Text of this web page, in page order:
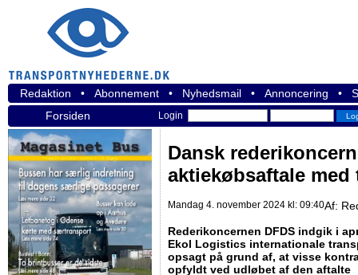
Redaktion • Abonnement • Nyhedsmail • Annoncering •
Forsiden
Login
Dansk
aktiekøbsaftale
Mandag 4. november 2024 kl: 09:40Af:
Rederikoncernen DFDS indgik i
Ekol Logistics internationale
opsagt på grund af, at visse
opfyldt ved udløbet af den aftalte